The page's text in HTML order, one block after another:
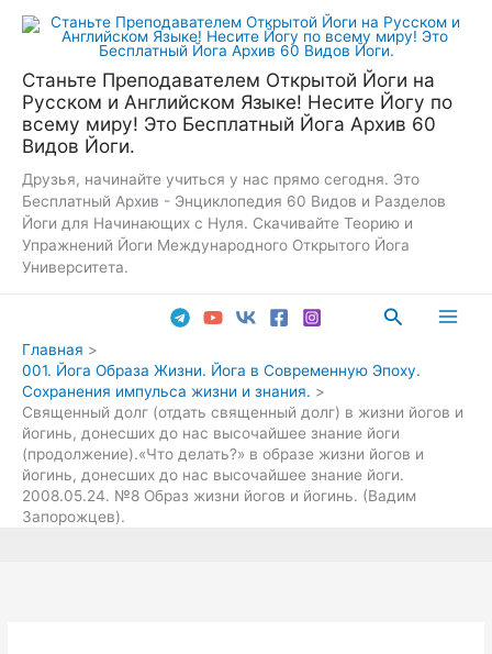
Перейти
Станьте Преподавателем Открытой Йоги на
Русском и Английском Языке! Несите Йогу по
всему миру! Это Бесплатный Йога Архив 60
Видов Йоги.
Друзья, начинайте учиться у нас прямо сегодня. Это
Бесплатный Архив - Энциклопедия 60 Видов и Разделов
Йоги для Начинающих с Нуля. Скачивайте Теорию и
Упражнений Йоги Международного Открытого Йога
Университета.
Поиск
Главная
001. Йога Образа Жизни. Йога в Современную Эпоху.
Сохранения импульса жизни и знания.
Священный долг (отдать священный долг) в жизни йогов и
йогинь, донесших до нас высочайшее знание йоги
(продолжение).«Что делать?» в образе жизни йогов и
йогинь, донесших до нас высочайшее знание йоги.
2008.05.24. №8 Образ жизни йогов и йогинь. (Вадим
Запорожцев).